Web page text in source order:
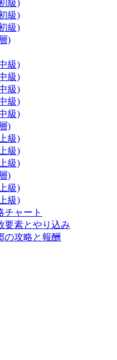
級)
級)
級)
)
級)
級)
級)
級)
級)
)
級)
級)
級)
)
級)
級)
チャート
要素とやり込み
の攻略と報酬